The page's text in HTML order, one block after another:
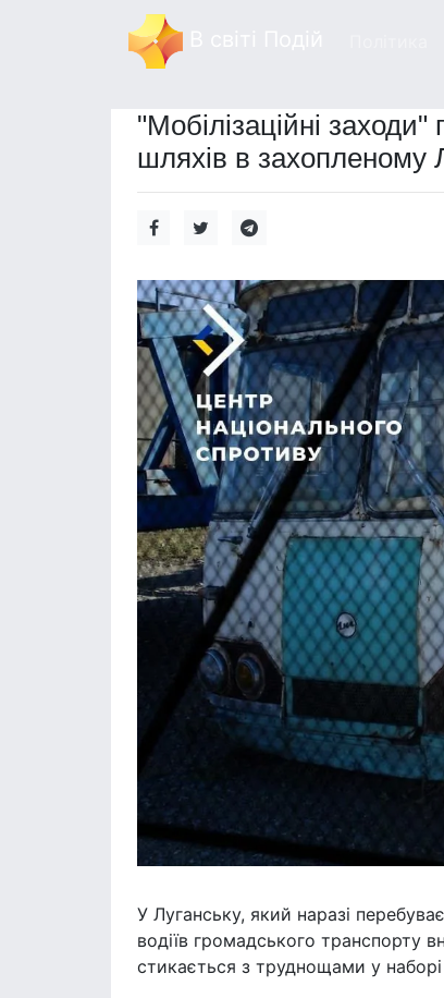
"Мобілізаційні
шляхів в захопленому
У Луганську, який наразі
водіїв громадського транспорту
стикається з труднощами у